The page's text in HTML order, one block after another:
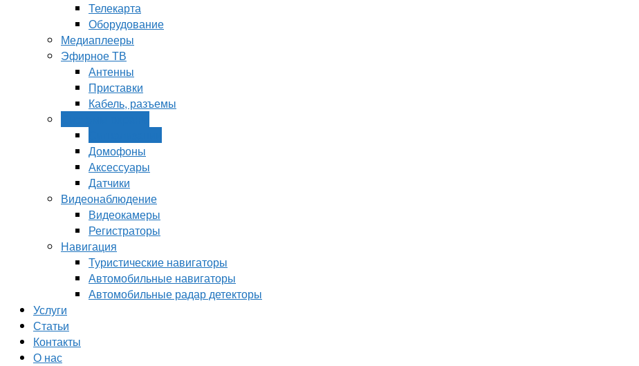
Телекарта
Оборудование
Медиаплееры
Эфирное ТВ
Антенны
Приставки
Кабель, разъемы
Домофоны
Аксессуары
Датчики
Видеонаблюдение
Видеокамеры
Регистраторы
Навигация
Туристические навигаторы
Автомобильные навигаторы
Автомобильные радар детекторы
Услуги
Статьи
Контакты
О нас